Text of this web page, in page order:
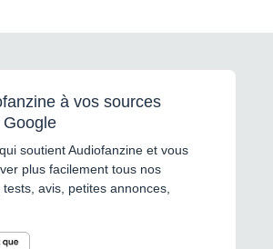
à vos sources
soutient Audiofanzine et vous
plus facilement tous nos
avis, petites annonces,